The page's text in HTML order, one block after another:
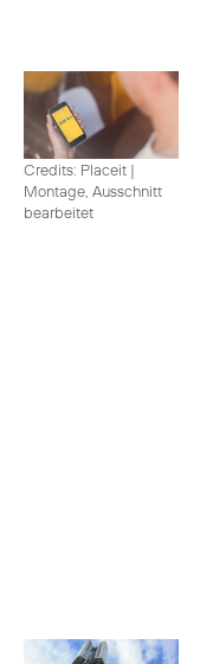
Credits: Placeit |
Montage, Ausschnitt
bearbeitet